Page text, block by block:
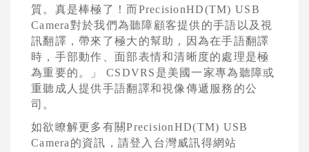
質。真是棒極了！而PrecisionHD(TM) USB
Camera對於我們為聽障顧客提供的手語以及視
訊翻譯，帶來了極大的幫助，因為在手語翻譯
時，手部動作、面部表情和清晰度的處理是極
為重要的。」
CSDVRS 是美國一家專為聽障或
重聽成人提供手語翻譯和視像傳遞服務的公
司。
如欲瞭解更多有關PrecisionHD(TM) USB
Camera 的資訊，請登入台灣威訊得網站